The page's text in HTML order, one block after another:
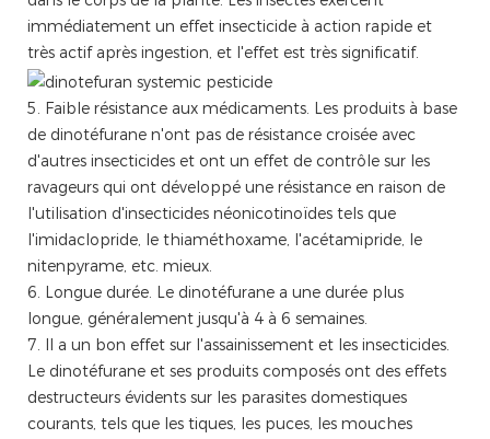
immédiatement un effet insecticide à action rapide et
très actif après ingestion, et l'effet est très significatif.
5. Faible résistance aux médicaments. Les produits à base
de dinotéfurane n'ont pas de résistance croisée avec
d'autres insecticides et ont un effet de contrôle sur les
ravageurs qui ont développé une résistance en raison de
l'utilisation d'insecticides néonicotinoïdes tels que
l'imidaclopride, le thiaméthoxame, l'acétamipride, le
nitenpyrame, etc. mieux.
6. Longue durée. Le dinotéfurane a une durée plus
longue, généralement jusqu'à 4 à 6 semaines.
7. Il a un bon effet sur l'assainissement et les insecticides.
Le dinotéfurane et ses produits composés ont des effets
destructeurs évidents sur les parasites domestiques
courants, tels que les tiques, les puces, les mouches